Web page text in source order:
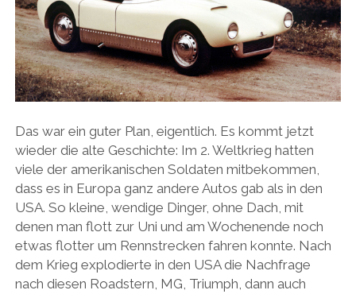
NISSAN
OPEL
PERSONALITIES
PORSCHE
RACING
REDAKTION
RENAULT/DACIA
SEAT
SKODA
Das war ein guter Plan, eigentlich. Es kommt jetzt
wieder die alte Geschichte: Im 2. Weltkrieg hatten
viele der amerikanischen Soldaten mitbekommen,
dass es in Europa ganz andere Autos gab als in den
USA. So kleine, wendige Dinger, ohne Dach, mit
denen man flott zur Uni und am Wochenende noch
etwas flotter um Rennstrecken fahren konnte. Nach
dem Krieg explodierte in den USA die Nachfrage
nach diesen Roadstern, MG, Triumph, dann auch